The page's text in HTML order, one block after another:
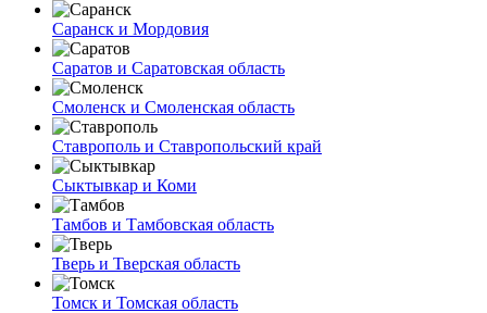
Саранск и Мордовия
Саратов и Саратовская область
Смоленск и Смоленская область
Ставрополь и Ставропольский край
Сыктывкар и Коми
Тамбов и Тамбовская область
Тверь и Тверская область
Томск и Томская область